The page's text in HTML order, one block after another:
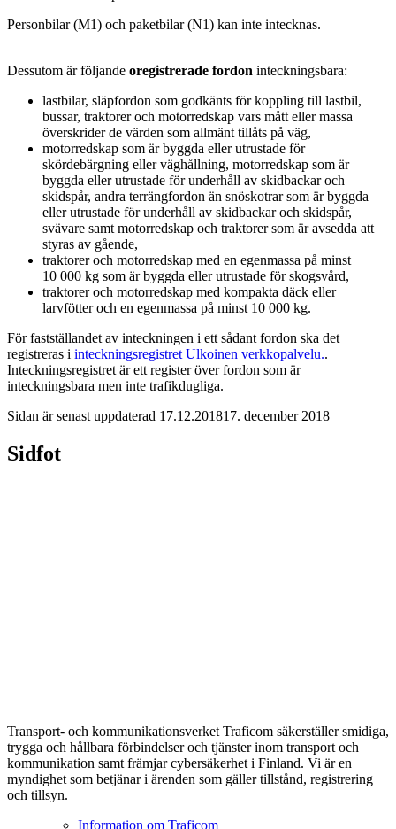
Personbilar (M1) och paketbilar (N1) kan inte intecknas.
Dessutom är följande oregistrerade fordon inteckningsbara:
lastbilar, släpfordon som godkänts för koppling till lastbil,
bussar, traktorer och motorredskap vars mått eller massa
överskrider de värden som allmänt tillåts på väg,
motorredskap som är byggda eller utrustade för
skördebärgning eller väghållning, motorredskap som är
byggda eller utrustade för underhåll av skidbackar och
skidspår, andra terrängfordon än snöskotrar som är byggda
eller utrustade för underhåll av skidbackar och skidspår,
svävare samt motorredskap och traktorer som är avsedda att
styras av gående,
traktorer och motorredskap med en egenmassa på minst
10 000 kg som är byggda eller utrustade för skogsvård,
traktorer och motorredskap med kompakta däck eller
larvfötter och en egenmassa på minst 10 000 kg.
För fastställandet av inteckningen i ett sådant fordon ska det
registreras i inteckningsregistret Ulkoinen verkkopalvelu..
Inteckningsregistret är ett register över fordon som är
inteckningsbara men inte trafikdugliga.
Sidan är senast uppdaterad 17.12.201817. december 2018
Sidfot
Transport- och kommunikationsverket Traficom säkerställer smidiga,
trygga och hållbara förbindelser och tjänster inom transport och
kommunikation samt främjar cybersäkerhet i Finland. Vi är en
myndighet som betjänar i ärenden som gäller tillstånd, registrering
och tillsyn.
Information om Traficom